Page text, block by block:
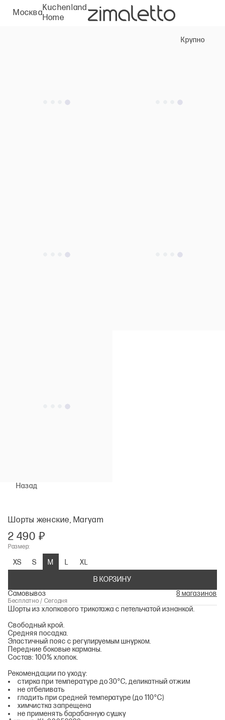
Москва
Kuchenland
Home
Крупно
Назад
Шорты женские, Maryam
2 490 ₽
Размер:
XS S M L
XL
В КОРЗИНУ
Самовывоз
8 магазинов
Бесплатно / Сегодня
Шорты из хлопкового трикотажа с петельчатой изнанкой.
Свободный крой.
Средняя посадка.
Эластичный пояс с регулируемым шнурком.
Передние боковые карманы.
Состав: 100% хлопок.
Рекомендации по уходу:
стирка при температуре до 30°С, деликатный отжим
не отбеливать
гладить при средней температуре (до 110°С)
химчистка запрещена
не применять барабанную сушку